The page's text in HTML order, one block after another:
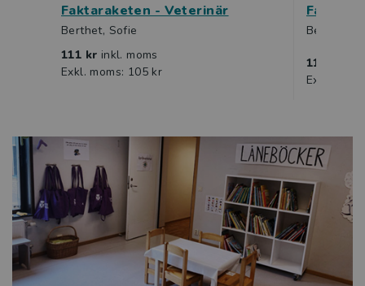
Faktaraketen - Veterinär
Berthet, Sofie
111 kr inkl. moms
Exkl. moms: 105 kr
Berthet,
111 kr
Exkl.